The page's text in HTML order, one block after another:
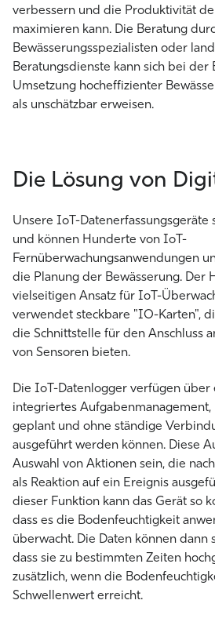
verbessern und die Produktivität
maximieren kann. Die Beratung
Bewässerungsspezialisten oder
Beratungsdienste kann sich bei der
Umsetzung hocheffizienter
als unschätzbar erweisen.
Die Lösung von
Unsere IoT-
und können Hunderte von IoT-
Fernüberwachungsanwendungen
die Planung der Bewässerung. Der
vielseitigen Ansatz für IoT-
verwendet steckbare "IO-Karten",
die Schnittstelle für den Anschluss
von Sensoren bieten.
Die IoT-Datenlogger verfügen über
integriertes
geplant und ohne ständige
ausgeführt werden können. Diese
Auswahl von Aktionen sein, die
als Reaktion auf ein Ereignis
dieser Funktion kann das Gerät so
dass es die Bodenfeuchtigkeit
überwacht. Die Daten können dann
dass sie zu bestimmten Zeiten
zusätzlich, wenn die
Schwellenwert erreicht.